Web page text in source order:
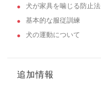
犬が家具を噛じる防止法
基本的な服従訓練
犬の運動について
追加情報